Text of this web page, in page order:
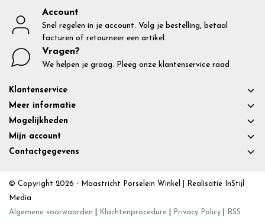
Account
Snel regelen in je account. Volg je bestelling, betaal
facturen of retourneer een artikel.
Vragen?
We helpen je graag. Pleeg onze klantenservice raad
Klantenservice
Meer informatie
Mogelijkheden
Mijn account
Contactgegevens
© Copyright 2026 - Maastricht Porselein Winkel | Realisatie InStijl
Media
Algemene voorwaarden
Klachtenprocedure Privacy Policy RSS